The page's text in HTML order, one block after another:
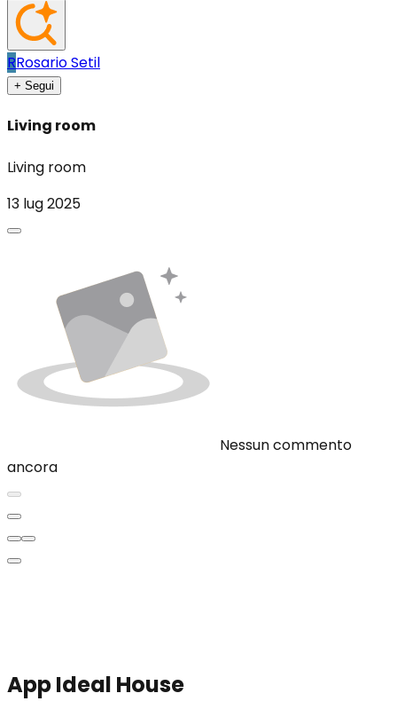
RRosario Setil
+ Segui
Living room
Living room
13 lug 2025
Nessun commento
ancora
App Ideal House